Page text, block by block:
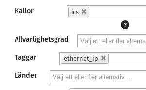
Källor
ics
?
Allvarlighetsgrad
Taggar ethernet_ip
Länder